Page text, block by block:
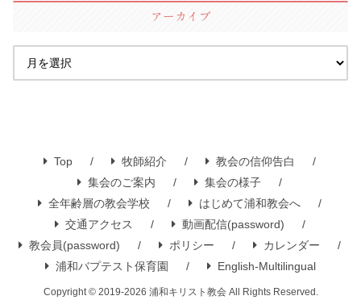
アーカイブ
Top 牧師紹介
教会の信仰告白
集会のご案内
集会の様子
全年齢層の教会学校
はじめて浦和教会へ
交通アクセス
動画配信(password)
教会員(password)
ポリシー
カレンダー
浦和バプテスト保育園
English-Multilingual
Copyright © 2019-2026 浦和キリスト教会 All Rights Reserved.